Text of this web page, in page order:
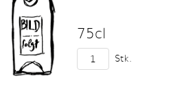
75cl
Stk.